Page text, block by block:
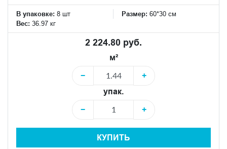
В упаковке: 8 шт Размер: 60*30 см
Вес: 36.97 кг
2 224.80 руб.
м²
−
+
упак.
−
+
КУПИТЬ